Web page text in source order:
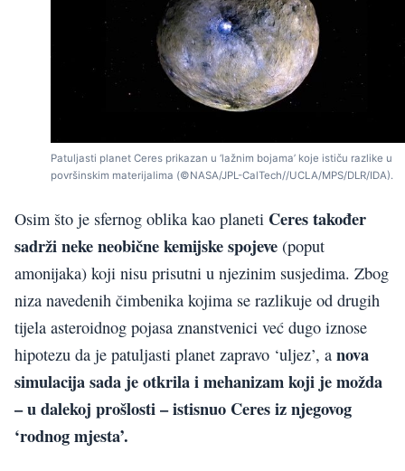
Patuljasti planet Ceres prikazan u ‘lažnim bojama’ koje ističu razlike u
površinskim materijalima (©NASA/JPL-CalTech//UCLA/MPS/DLR/IDA).
Osim što je sfernog oblika kao planeti Ceres također
sadrži neke neobične kemijske spojeve (poput
amonijaka) koji nisu prisutni u njezinim susjedima. Zbog
niza navedenih čimbenika kojima se razlikuje od drugih
tijela asteroidnog pojasa znanstvenici već dugo iznose
hipotezu da je patuljasti planet zapravo ‘uljez’, a nova
simulacija sada je otkrila i mehanizam koji je možda
– u dalekoj prošlosti – istisnuo Ceres iz njegovog
‘rodnog mjesta’.